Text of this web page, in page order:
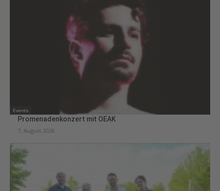
Events
Promenadenkonzert mit OEAK
7. August 2026